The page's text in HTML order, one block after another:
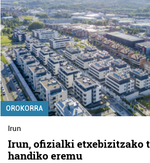
OROKORRA
Irun
Irun, ofizialki etxebizitzako
handiko eremu